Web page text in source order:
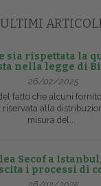
ULTIMI
sia rispettata la
nella legge di
26/02/2025
fatto che alcuni
riservata alla
misura del...
Secof a
i processi di